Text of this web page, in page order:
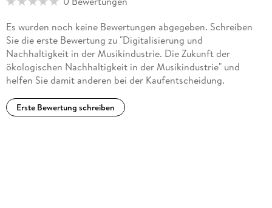
Es wurden noch keine Bewertungen abgegeben. Schreiben
Sie die erste Bewertung zu "Digitalisierung und
Nachhaltigkeit in der Musikindustrie. Die Zukunft der
ökologischen Nachhaltigkeit in der Musikindustrie" und
helfen Sie damit anderen bei der Kaufentscheidung.
Erste Bewertung schreiben